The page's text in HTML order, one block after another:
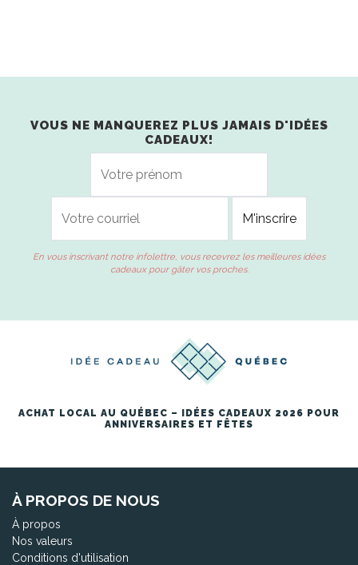
VOUS NE MANQUEREZ PLUS JAMAIS D'IDÉES
CADEAUX!
En vous inscrivant notre infolettre, vous recevrez les meilleures idées
cadeaux pour gâter vos proches.
ACHAT LOCAL AU QUÉBEC – IDÉES CADEAUX 2026 POUR
ANNIVERSAIRES ET FÊTES
À PROPOS DE NOUS
À propos
Nos valeurs
Conditions d'utilisation